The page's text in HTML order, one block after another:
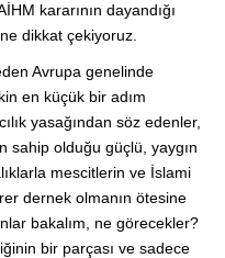
kararının dayandığı
dikkat çekiyoruz.
Avrupa genelinde
en küçük bir adım
yasağından söz edenler,
sahip olduğu güçlü, yaygın
mescitlerin ve İslami
dernek olmanın ötesine
bakalım, ne görecekler?
bir parçası ve sadece